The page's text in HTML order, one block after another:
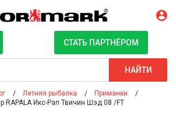
СТАТЬ ПАРТНЁРОМ
НАЙТИ
Летняя рыбалка
Приманки
RAPALA Икс-Рап Твичин Шэд 08 /FT